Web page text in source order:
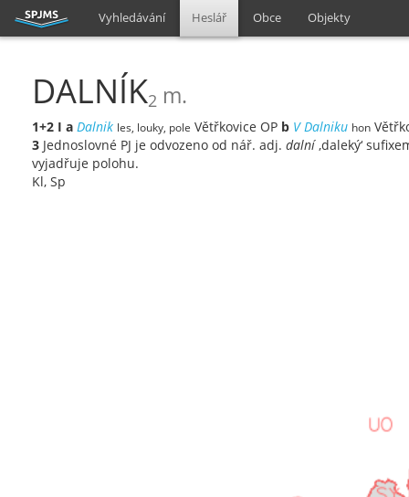
Vyhledávání Heslář Obce Objekty
DALNÍK2 m.
1+2 I a Dalnik les, louky, pole Větřkovice OP b V Dalniku hon
3 Jednoslovné PJ je odvozeno od nář. adj. dalní‚daleký‘
vyjadřuje polohu.
Kl, Sp